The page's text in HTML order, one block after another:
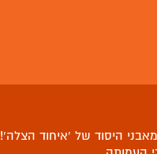
היסוד של ‘איחוד הצלה’!